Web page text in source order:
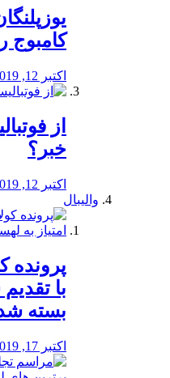
کامبوج
اکتبر 12, 2019
از
خبر؟
اکتبر 12, 2019
والیبال
پرونده
با
بسته
اکتبر 17, 2019